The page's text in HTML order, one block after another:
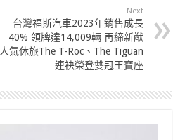
Next
台灣福斯汽車2023年銷售成長
40% 領牌達14,009輛 再締新猷
人氣休旅The T-Roc、The Tiguan
連袂榮登雙冠王寶座